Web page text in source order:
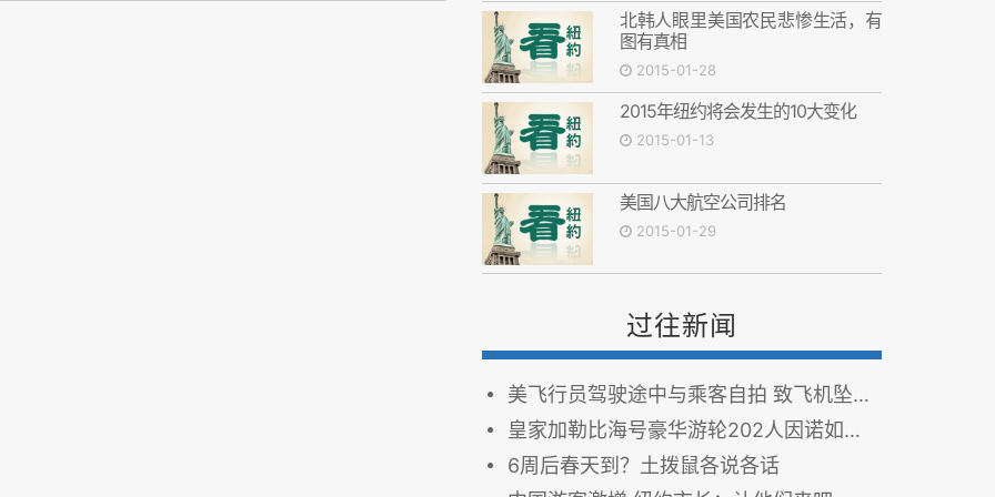
北韩人眼里美国农民悲惨生活，有
图有真相
2015-01-28
2015年纽约将会发生的10大变化
2015-01-13
美国八大航空公司排名
2015-01-29
过往新闻
美飞行员驾驶途中与乘客自拍 致飞机坠毁2人身亡
皇家加勒比海号豪华游轮202人因诺如病毒生病
6周后春天到？土拨鼠各说各话